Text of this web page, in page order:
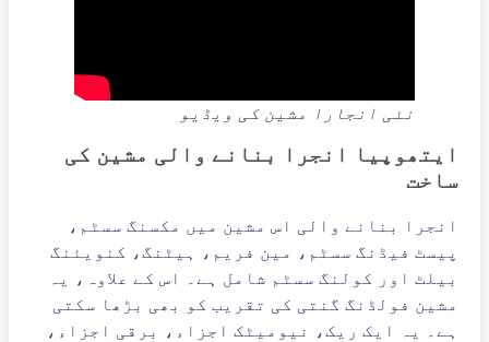
نئی انجارا مشین کی ویڈیو
ایتھوپیا انجرا بنانے والی مشین کی
ساخت
انجرا بنانے والی اس مشین میں مکسنگ سسٹم،
پیسٹ فیڈنگ سسٹم، مین فریم، ہیٹنگ، کنویئنگ
بیلٹ اور کولنگ سسٹم شامل ہے۔ اس کے علاوہ، یہ
مشین فولڈنگ گنتی کی تقریب کو بھی بڑھا سکتی
ہے۔ یہ ایک ریک، نیومیٹک اجزاء، برقی اجزاء،